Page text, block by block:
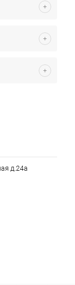
д.24а